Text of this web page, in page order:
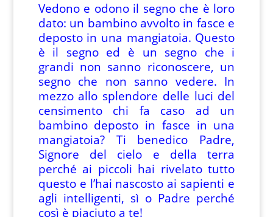
Vedono e odono il segno che è loro
dato: un bambino avvolto in fasce e
deposto in una mangiatoia. Questo
è il segno ed è un segno che i
grandi non sanno riconoscere, un
segno che non sanno vedere. In
mezzo allo splendore delle luci del
censimento chi fa caso ad un
bambino deposto in fasce in una
mangiatoia? Ti benedico Padre,
Signore del cielo e della terra
perché ai piccoli hai rivelato tutto
questo e l’hai nascosto ai sapienti e
agli intelligenti, sì o Padre perché
così è piaciuto a te!